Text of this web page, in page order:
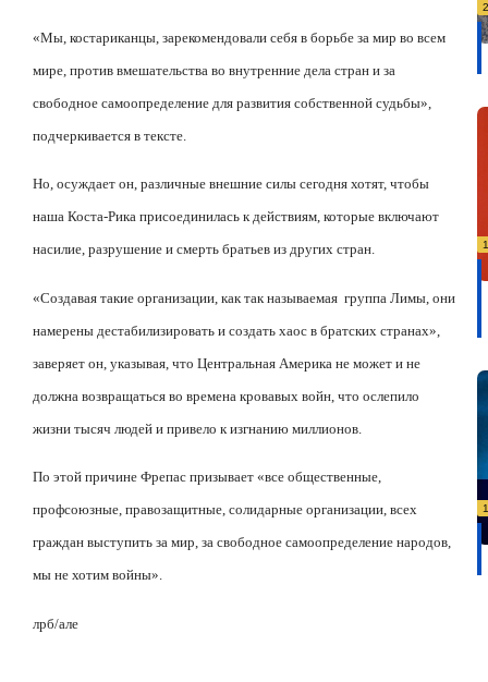
«Мы, костариканцы, зарекомендовали себя в борьбе за мир во всем
мире, против вмешательства во внутренние дела стран и за
свободное самоопределение для развития собственной судьбы»,
подчеркивается в тексте.
Но, осуждает он, различные внешние силы сегодня хотят, чтобы
наша Коста-Рика присоединилась к действиям, которые включают
насилие, разрушение и смерть братьев из других стран.
«Создавая такие организации, как так называемая группа Лимы, они
намерены дестабилизировать и создать хаос в братских странах»,
заверяет он, указывая, что Центральная Америка не может и не
должна возвращаться во времена кровавых войн, что ослепило
жизни тысяч людей и привело к изгнанию миллионов.
По этой причине Фрепас призывает «все общественные,
профсоюзные, правозащитные, солидарные организации, всех
граждан выступить за мир, за свободное самоопределение народов,
мы не хотим войны».
лрб/але